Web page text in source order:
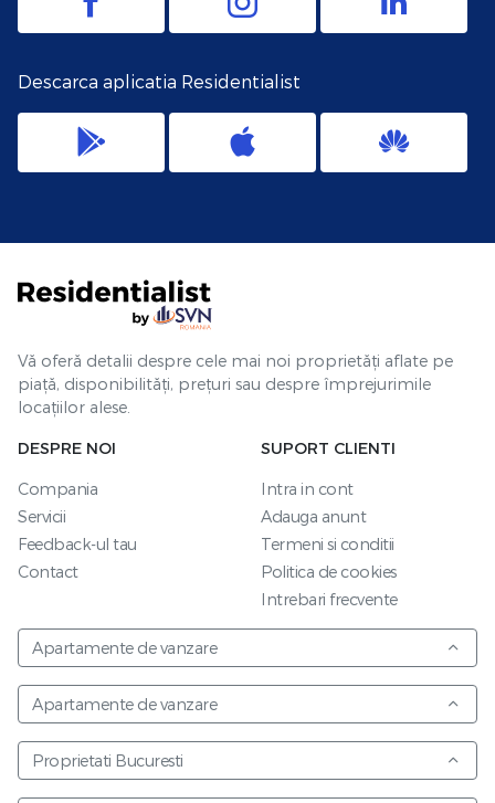
Descarca aplicatia Residentialist
Vă oferă detalii despre cele mai noi proprietăți aflate pe
piață, disponibilități, prețuri sau despre împrejurimile
locațiilor alese.
DESPRE NOI
Compania
Servicii
Feedback-ul tau
Contact
SUPORT CLIENTI
Intra in cont
Adauga anunt
Termeni si conditii
Politica de cookies
Intrebari frecvente
Apartamente de vanzare
Apartamente de vanzare
Proprietati Bucuresti